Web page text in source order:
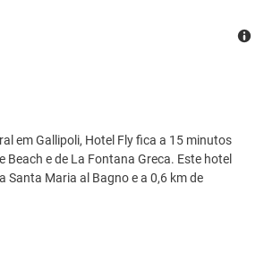
em Gallipoli, Hotel Fly fica a 15 minutos
Beach e de La Fontana Greca. Este hotel
Santa Maria al Bagno e a 0,6 km de